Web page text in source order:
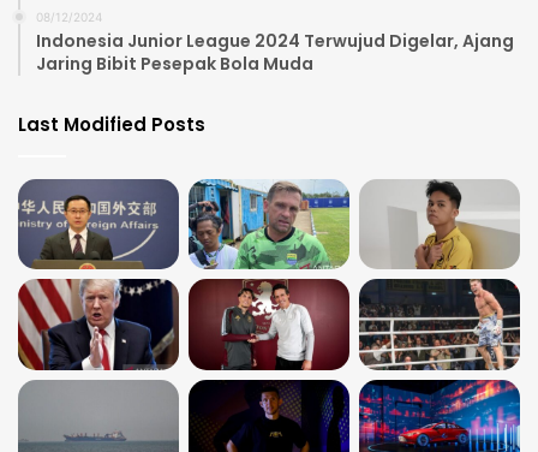
08/12/2024
Indonesia Junior League 2024 Terwujud Digelar, Ajang
Jaring Bibit Pesepak Bola Muda
Last Modified Posts